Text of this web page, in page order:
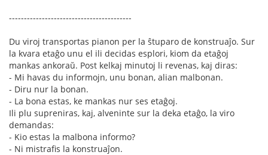
-----------------------------------------
Du viroj transportas pianon per la ŝtuparo de konstruaĵo. Sur
la kvara etaĝo unu el ili decidas esplori, kiom da etaĝoj
mankas ankoraŭ. Post kelkaj minutoj li revenas, kaj diras:
- Mi havas du informojn, unu bonan, alian malbonan.
- Diru nur la bonan.
- La bona estas, ke mankas nur ses etaĝoj.
Ili plu supreniras, kaj, alveninte sur la deka etaĝo, la viro
demandas:
- Kio estas la malbona informo?
- Ni mistrafis la konstruaĵon.